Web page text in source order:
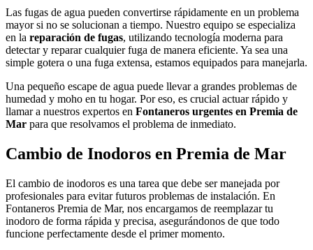
Las fugas de agua pueden convertirse rápidamente en un problema
mayor si no se solucionan a tiempo. Nuestro equipo se especializa
en la reparación de fugas, utilizando tecnología moderna para
detectar y reparar cualquier fuga de manera eficiente. Ya sea una
simple gotera o una fuga extensa, estamos equipados para manejarla.
Una pequeño escape de agua puede llevar a grandes problemas de
humedad y moho en tu hogar. Por eso, es crucial actuar rápido y
llamar a nuestros expertos en Fontaneros urgentes en Premia de
Mar para que resolvamos el problema de inmediato.
Cambio de Inodoros en Premia de Mar
El cambio de inodoros es una tarea que debe ser manejada por
profesionales para evitar futuros problemas de instalación. En
Fontaneros Premia de Mar, nos encargamos de reemplazar tu
inodoro de forma rápida y precisa, asegurándonos de que todo
funcione perfectamente desde el primer momento.